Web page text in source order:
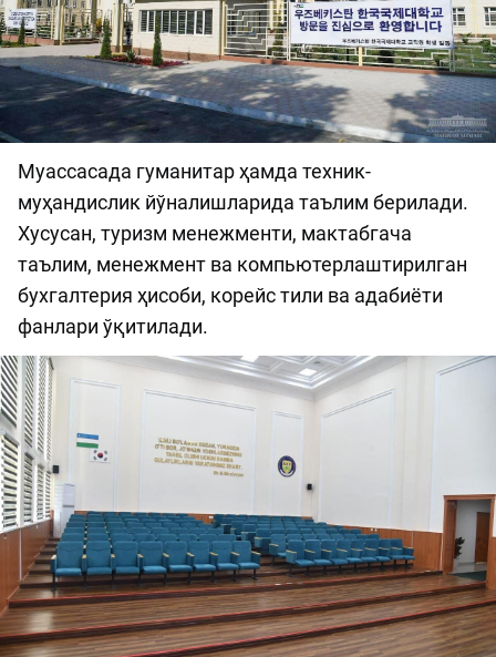
Муассасада гуманитар ҳамда техник-
муҳандислик йўналишларида таълим берилади.
Хусусан, туризм менежменти, мактабгача
таълим, менежмент ва компьютерлаштирилган
бухгалтерия ҳисоби, корейс тили ва адабиёти
фанлари ўқитилади.